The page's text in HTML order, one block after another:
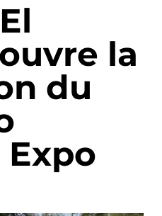
la
du